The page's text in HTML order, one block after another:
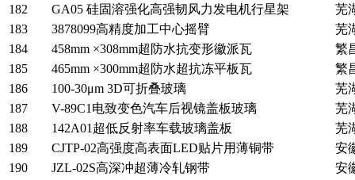
182
GA05 硅固溶强化高强韧风力发电机行星架
芜
183
3878099高精度加工中心摇臂
芜
184
458mm ×308mm超防水抗变形徽派瓦
繁
185
465mm ×300mm超防水超抗冻平板瓦
繁
186
100-30μm 3D可折叠玻璃
芜
187
V-89C1电致变色汽车后视镜盖板玻璃
芜
188
142A01超低反射率车载玻璃盖板
芜
189
CJTP-02高强度高表面LED贴片用薄铜带
安
190
JZL-02S高深冲超薄冷轧钢带
安